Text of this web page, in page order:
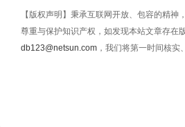
【版权声明】秉承互联网开放、包容的精
尊重与保护知识产权，如发现本站文章存在
db123@netsun.com ，我们将第一时间核实